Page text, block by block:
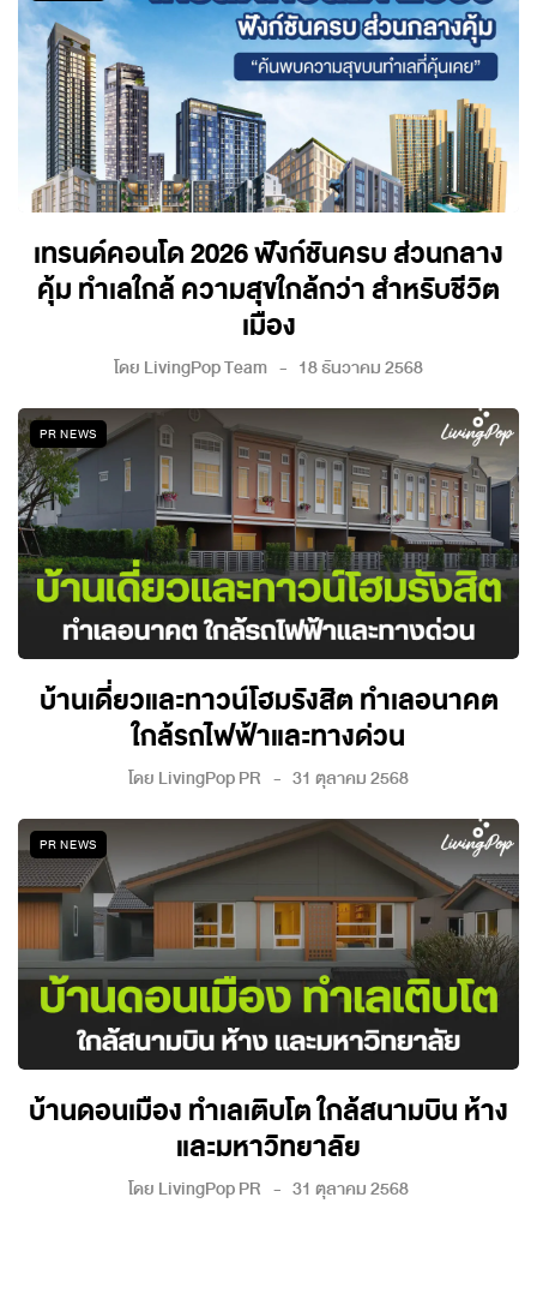
เทรนด์คอนโด 2026 ฟังก์ชันครบ ส่วนกลาง
คุ้ม ทำเลใกล้ ความสุขใกล้กว่า สำหรับชีวิต
เมือง
โดย LivingPop Team 18 ธันวาคม 2568
PR NEWS
บ้านเดี่ยวและทาวน์โฮมรังสิต ทำเลอนาคต
ใกล้รถไฟฟ้าและทางด่วน
โดย LivingPop PR 31 ตุลาคม 2568
PR NEWS
บ้านดอนเมือง ทำเลเติบโต ใกล้สนามบิน ห้าง
และมหาวิทยาลัย
โดย LivingPop PR 31 ตุลาคม 2568